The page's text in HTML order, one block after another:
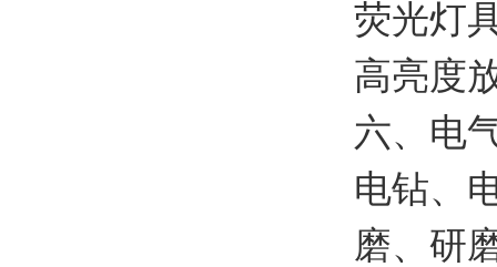
荧光灯
高亮度
六、电
电钻、
磨、研